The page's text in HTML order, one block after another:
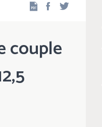
Facebook
couple